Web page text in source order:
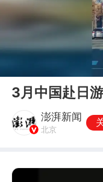
3月中国赴日
澎湃新闻
北京